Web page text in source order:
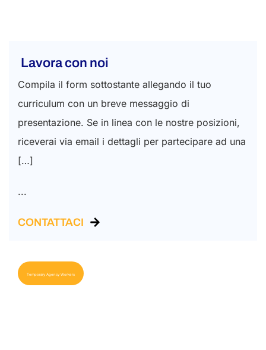
Lavora con noi
Compila il form sottostante allegando il tuo
curriculum con un breve messaggio di
presentazione. Se in linea con le nostre posizioni,
riceverai via email i dettagli per partecipare ad una
[…]
...
CONTATTACI
Temporary Agency Workers